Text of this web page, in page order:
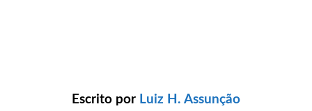
Escrito por Luiz H. Assunção